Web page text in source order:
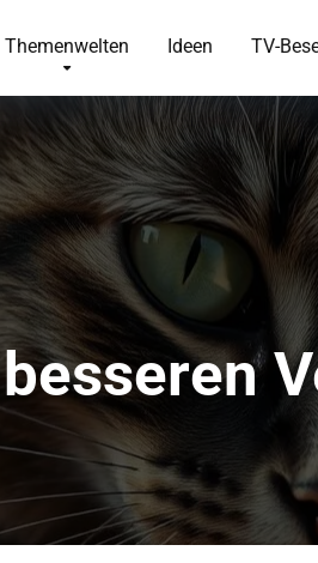
Themenwelten Ideen TV-